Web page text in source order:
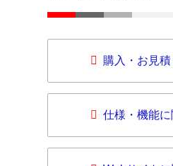
購入・お見
仕様・機能